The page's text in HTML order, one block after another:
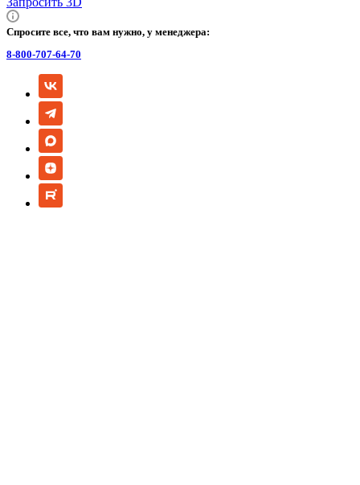
Спросите все, что вам нужно, у менеджера:
8-800-707-64-70